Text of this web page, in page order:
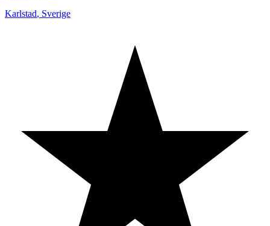
Karlstad, Sverige